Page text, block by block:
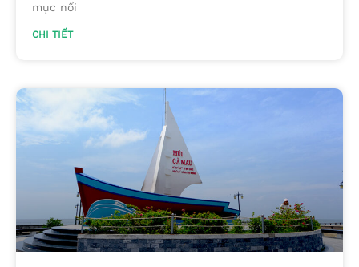
mục nổi
CHI TIẾT